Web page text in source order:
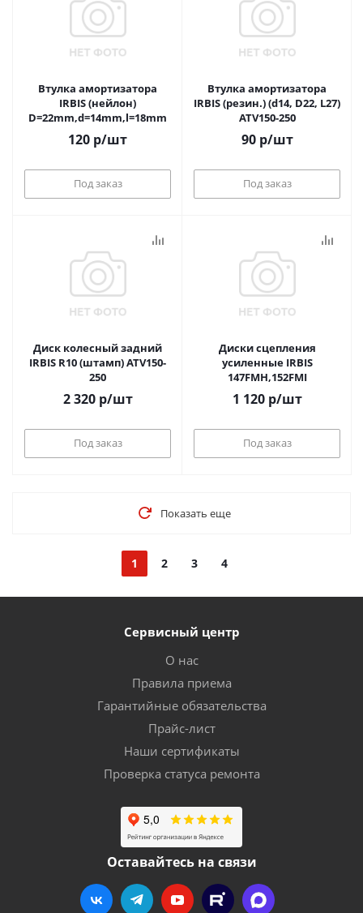
Втулка амортизатора
IRBIS (нейлон)
D=22mm,d=14mm,l=18mm
120 р/шт
Под заказ
Втулка амортизатора
IRBIS (резин.) (d14, D22, L27)
ATV150-250
90р/шт
Под заказ
Диск колесный задний
IRBIS R10 (штамп) ATV150-
250
2 320р/шт
Под заказ
Диски сцепления
усиленные IRBIS
147FMH,152FMI
1 120р/шт
Под заказ
Показать еще
1 2 3 4
Сервисный центр
О нас
Правила приема
Гарантийные обязательства
Прайс-лист
Наши сертификаты
Проверка статуса ремонта
Оставайтесь на связи